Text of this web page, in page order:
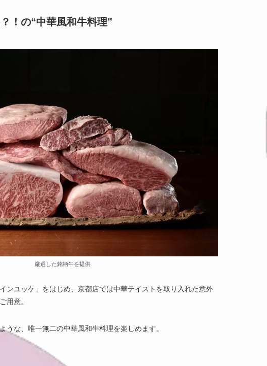
！の“中華風和牛料理”
厳選した銘柄牛を提供
ンユッケ」をはじめ、京都店では中華テイストを取り入れた意外
用意。
うな、唯一無二の中華風和牛料理を楽しめます。